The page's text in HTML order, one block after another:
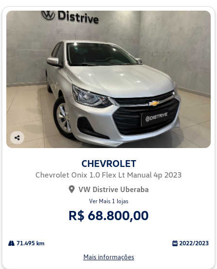
Co
CHEVROLET
Chevrolet Onix 1.0 Flex Lt Manual 4p 2023
VW Distrive Uberaba
Ver Mais 1 lojas
R$ 68.800,00
71.495 km 2022/2023
Mais informações